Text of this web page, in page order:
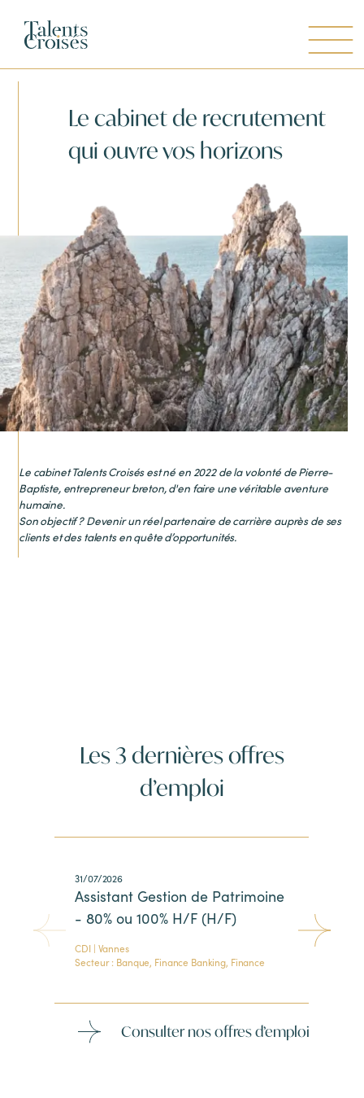
Le cabinet de recrutement
qui ouvre vos horizons
Le cabinet Talents Croisés est né en 2022 de la volonté de Pierre-
Baptiste, entrepreneur breton, d'en faire une véritable aventure
humaine.
Son objectif ? Devenir un réel partenaire de carrière auprès de ses
clients et des talents en quête d’opportunités.
Les 3 dernières offres
d’emploi
31/07/2026
Assistant Gestion de Patrimoine
- 80% ou 100% H/F (H/F)
CDI | Vannes
Secteur : Banque, Finance Banking, Finance
Consulter nos offres d’emploi